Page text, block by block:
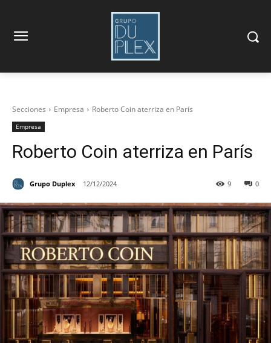
Secciones Empresa Roberto Coin aterriza en París
Empresa
Roberto Coin aterriza en París
Grupo Duplex 12/12/2024 0
9